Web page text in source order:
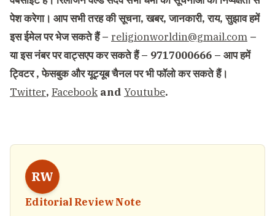
पेश करेगा। आप सभी तरह की सूचना, खबर, जानकारी, राय, सुझाव हमें
इस ईमेल पर भेज सकते हैं – religionworldin@gmail.com –
या इस नंबर पर वाट्सएप कर सकते हैं – 9717000666 – आप हमें
ट्विटर , फेसबुक और यूट्यूब चैनल पर भी फॉलो कर सकते हैं।
Twitter, Facebook and Youtube.
RW
Editorial Review Note